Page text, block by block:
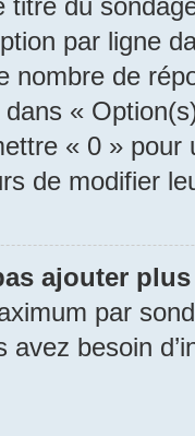
par ligne
nombre de
«
« 0 » pour
de modifier
ajouter
par
avez besoin